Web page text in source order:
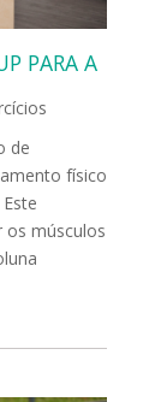
PARA A
de
físico
músculos